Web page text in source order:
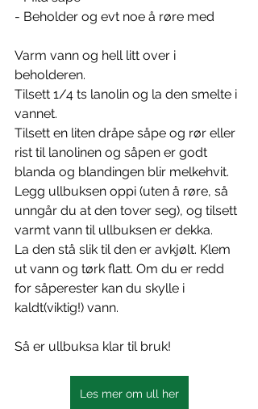
- Beholder og evt noe å røre med
Varm vann og hell litt over i
beholderen.
Tilsett 1/4 ts lanolin og la den smelte i
vannet.
Tilsett en liten dråpe såpe og rør eller
rist til lanolinen og såpen er godt
blanda og blandingen blir melkehvit.
Legg ullbuksen oppi (uten å røre, så
unngår du at den tover seg), og tilsett
varmt vann til ullbuksen er dekka.
La den stå slik til den er avkjølt. Klem
ut vann og tørk flatt. Om du er redd
for såperester kan du skylle i
kaldt(viktig!) vann.
Så er ullbuksa klar til bruk!
Les mer om ull her